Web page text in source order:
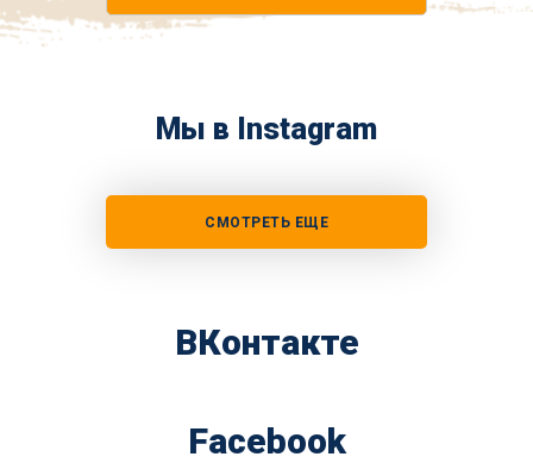
Мы в Instagram
СМОТРЕТЬ ЕЩЕ
ВКонтакте
Facebook